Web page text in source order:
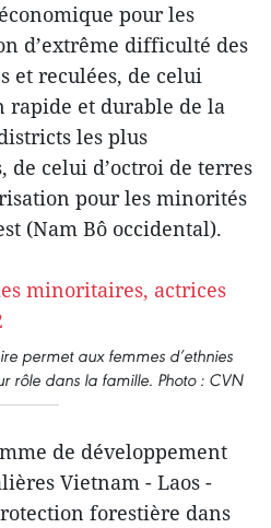
pour les
d’extrême difficulté des
et reculées, de celui
rapide et durable de la
les plus
de celui d’octroi de terres
pour les minorités
(Nam Bô occidental).
permet aux femmes d’ethnies
rôle dans la famille. Photo : CVN
de développement
Vietnam - Laos -
forestière dans